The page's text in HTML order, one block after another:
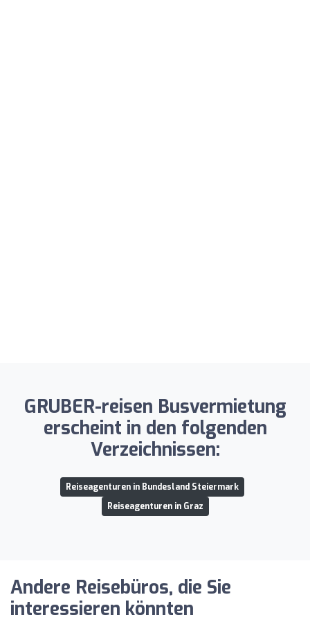
GRUBER-reisen Busvermietung
erscheint in den folgenden
Verzeichnissen:
Reiseagenturen in Bundesland Steiermark
Reiseagenturen in Graz
Andere Reisebüros, die Sie
interessieren könnten